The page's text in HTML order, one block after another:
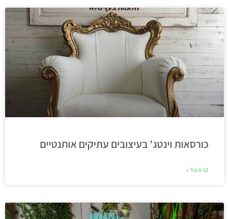
כורסאות וינטג' בעיצובים עתיקים אותנטיים
קרא עוד »